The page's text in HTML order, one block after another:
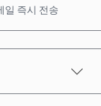
일 즉시 전송